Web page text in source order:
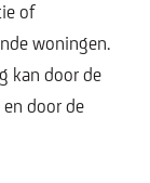
of
woningen.
kan door de
door de